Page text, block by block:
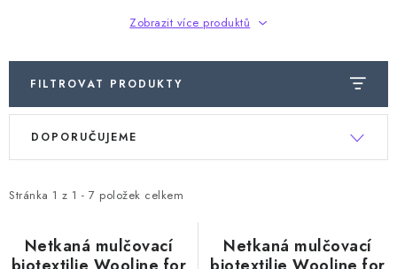
Zobrazit více produktů
FILTROVAT PRODUKTY
V
i
p
Stránka 1 z 1 - 7 položek celkem
Ř
e
í
DOPORUČUJEME
Netkaná mulčovací
Netkaná mulčovací